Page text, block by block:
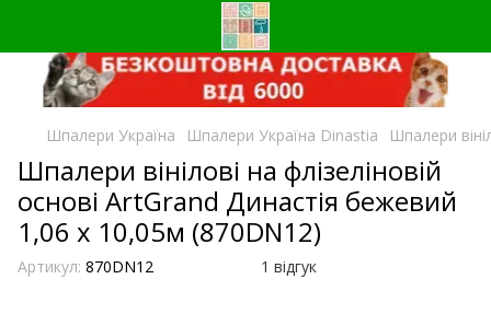
Шпалери Україна Шпалери Україна Dinastia Шпалери
Шпалери вінілові на флізеліновій
основі ArtGrand Династія бежевий
1,06 х 10,05м (870DN12)
Артикул: 870DN12 1 відгук